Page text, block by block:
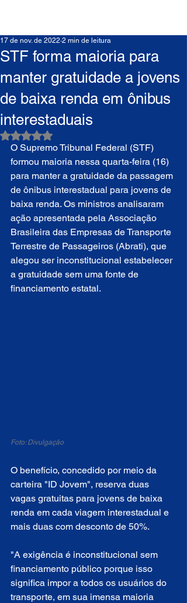
STF forma maioria para
manter gratuidade a jovens
de baixa renda em ônibus
interestaduais
17 de nov. de 2022 2 min de leitura
Avaliado com NaN de 5 estrelas.
O Supremo Tribunal Federal (STF)
formou maioria nessa quarta-feira (16)
para manter a gratuidade da passagem
de ônibus interestadual para jovens de
baixa renda. Os ministros analisaram
ação apresentada pela Associação
Brasileira das Empresas de Transporte
Terrestre de Passageiros (Abrati), que
alegou ser inconstitucional estabelecer
a gratuidade sem uma fonte de
financiamento estatal.
Foto: Divulgação
O benefício, concedido por meio da
carteira "ID Jovem", reserva duas
vagas gratuitas para jovens de baixa
renda em cada viagem interestadual e
mais duas com desconto de 50%.
"A exigência é inconstitucional sem
financiamento público porque isso
significa impor a todos os usuários do
transporte, em sua imensa maioria